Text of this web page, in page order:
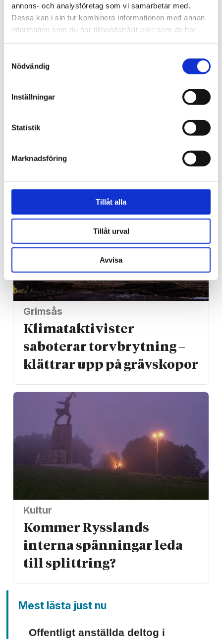
annons- och analysföretag som vi samarbetar med.
Dessa kan i sin tur kombinera informationen med annan
information som du har tillhandahållit eller som de har
Nödvändig
Inställningar
Statistik
Marknadsföring
Tillåt alla
Tillåt urval
Avvisa
Natur
så nyttigt är superbäret
Grimsås
Klimat­aktivister
saboterar torv­brytning –
klättrar upp på gräv­skopor
Kultur
Kommer Rysslands
interna spänningar leda
till splittring?
Mest lästa just nu
Offentligt anställda deltog i